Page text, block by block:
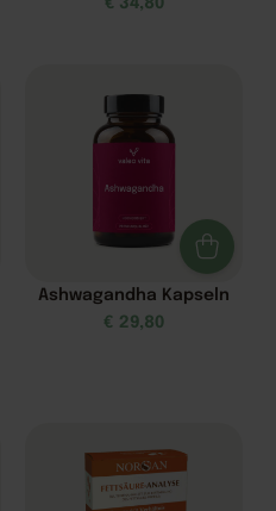
Ashwagandha Kapseln
€ 29,80